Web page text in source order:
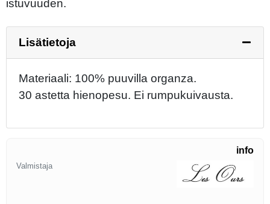
istuvuuden.
Lisätietoja
Materiaali: 100% puuvilla organza.
30 astetta hienopesu. Ei rumpukuivausta.
info
Valmistaja